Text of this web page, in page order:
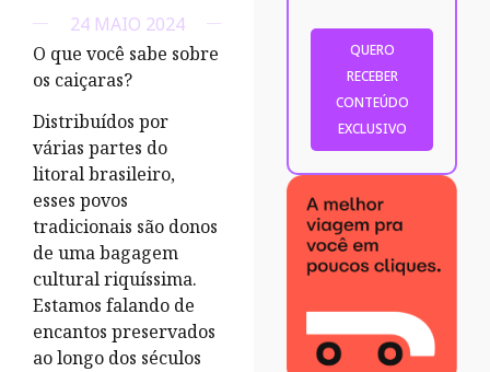
24 MAIO 2024
O que você sabe sobre
os caiçaras?
Distribuídos por
várias partes do
litoral brasileiro,
esses povos
tradicionais são donos
de uma bagagem
cultural riquíssima.
Estamos falando de
encantos preservados
ao longo dos séculos